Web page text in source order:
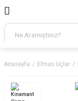
Anasayfa Elmas Uçlar